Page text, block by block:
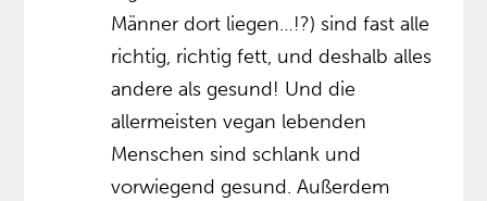
Männer dort liegen…!?) sind fast alle
richtig, richtig fett, und deshalb alles
andere als gesund! Und die
allermeisten vegan lebenden
Menschen sind schlank und
vorwiegend gesund. Außerdem